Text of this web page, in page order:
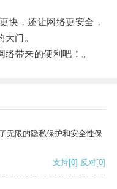
，还让网络更安全，
门。
带来的便利吧！。
无限的隐私保护和安全性保
支持[0] 反对[0]